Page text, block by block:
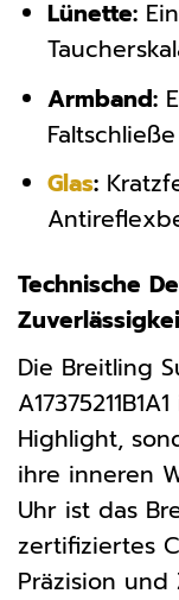
Lünette:
Armband:
Faltschließe
Glas:
Technische
Die Breitling
Highlight,
ihre inneren
Uhr ist das
zertifiziertes
Präzision